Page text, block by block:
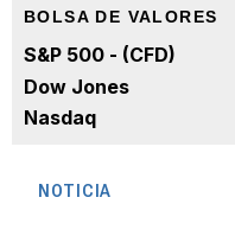
BOLSA DE VALORES
S&P 500 - (CFD)
Dow Jones
Nasdaq
NOTICIA